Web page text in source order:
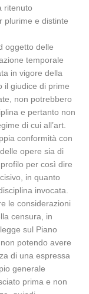
ritenuto
plurime e distinte
oggetto delle
temporale
in vigore della
il giudice di prime
non potrebbero
e pertanto non
di cui all’art.
conformità con
opere sia di
per così dire
in quanto
invocata.
le considerazioni
censura, in
sul Piano
potendo avere
di una espressa
generale
prima e non